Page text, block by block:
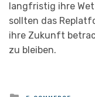
langfristig ihre
sollten das
ihre Zukunft
zu bleiben.